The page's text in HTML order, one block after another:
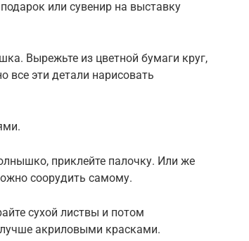
или сувенир на выставку
Вырежьте из цветной бумаги круг,
все эти детали нарисовать
приклейте палочку. Или же
соорудить самому.
сухой листвы и потом
акриловыми красками.